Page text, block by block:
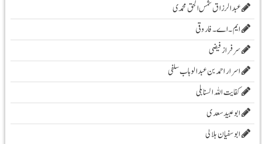
عبدالرزاق شمس الحق محمدی
ایم۔ اے۔ فاروقی
سرفراز فیضی
اسرار احمد بن عبدالوہاب سلفی
کفایت اللہ السنابلی
ابوعبید سعدی
ابو سفیان ہلالی